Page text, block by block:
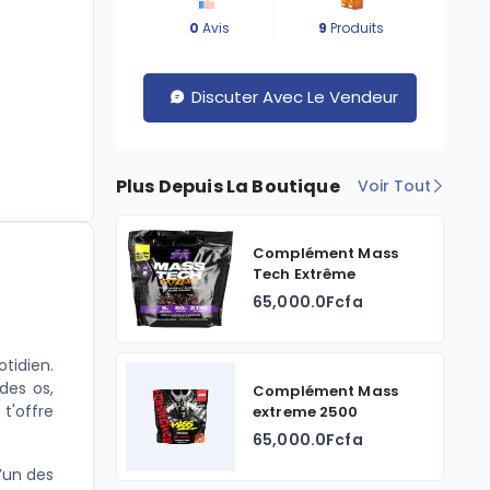
os,
t'offre
des
0 Avis 9 Produits
Discuter Avec Le Vendeur
Plus Depuis La Boutique Voir Tout
Complément Mass
Tech Extrême
65,000.0Fcfa
Complément Mass
extreme 2500
65,000.0Fcfa